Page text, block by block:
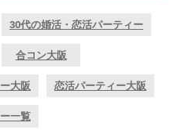
30代の婚活・恋活パーティー
合コン大阪
大阪 恋活パーティー大阪
一覧